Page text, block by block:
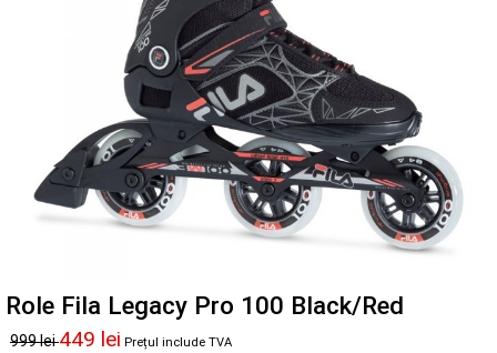
Role Fila Legacy Pro 100 Black/Red
999 lei449 lei Prețul include TVA